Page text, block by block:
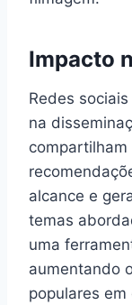
Impacto
Redes
na
compartilham
alcance e
temas
uma
aumentando
populares em